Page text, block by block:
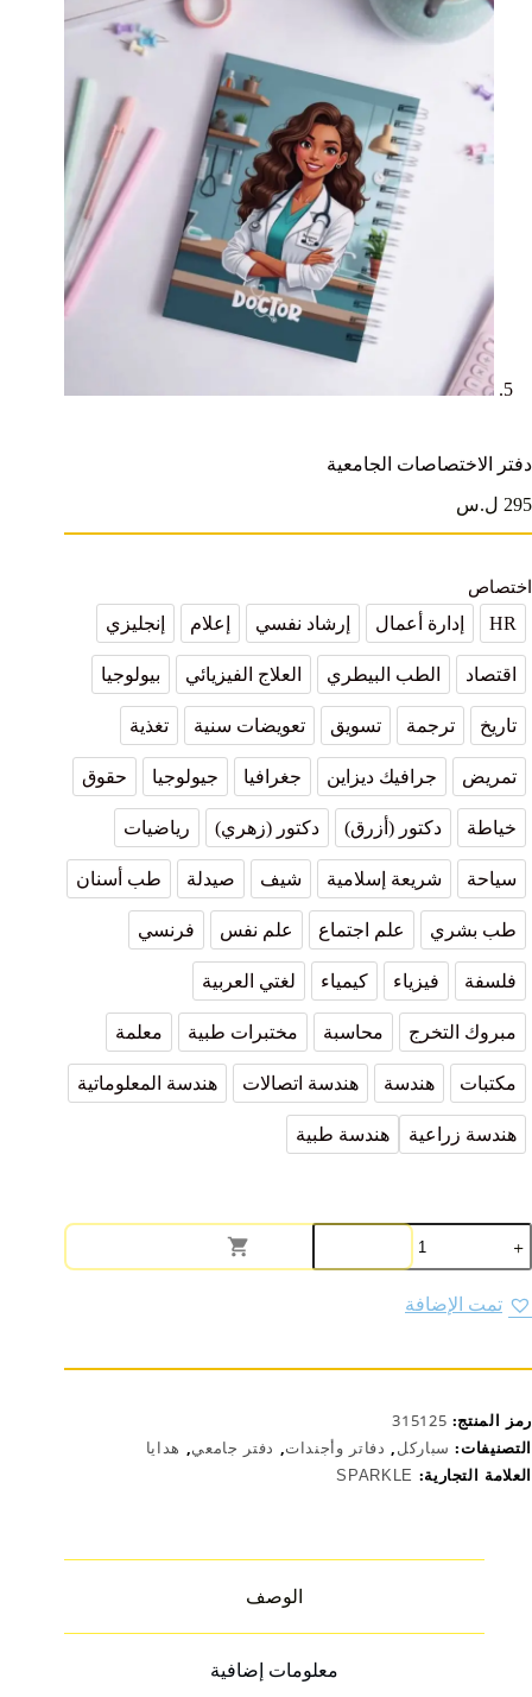
دفتر الاختصاصات الجامعية
295 ل.س
اختصاص
HR إدارة أعمال إرشاد نفسي إعلام إنجليزي
اقتصاد الطب البيطري العلاج الفيزيائي بيولوجيا
تاريخ ترجمة تسويق تعويضات سنية تغذية
تمريض جرافيك ديزاين جغرافيا جيولوجيا حقوق
خياطة دكتور (أزرق) دكتور (زهري) رياضيات
سياحة شريعة إسلامية شيف صيدلة طب أسنان
طب بشري علم اجتماع علم نفس فرنسي
فلسفة فيزياء كيمياء لغتي العربية
مبروك التخرج محاسبة مختبرات طبية معلمة
مكتبات هندسة هندسة اتصالات هندسة المعلوماتية
هندسة زراعية هندسة طبية
كمية
دفتر
الاختصاصات
الجامعيةتمت الإضافة
رمز المنتج: 315125
التصنيفات: سباركل, دفاتر وأجندات, دفتر جامعي, هدايا
العلامة التجارية: SPARKLE
الوصف
معلومات إضافية